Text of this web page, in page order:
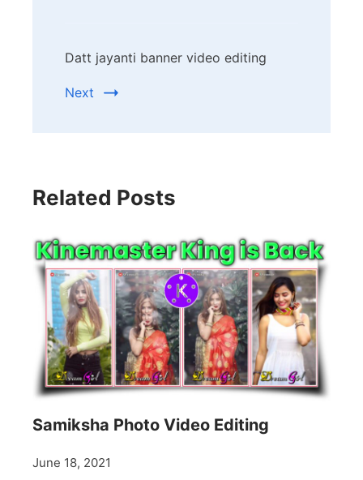
Datt jayanti banner video editing
Next
Related Posts
Samiksha Photo Video Editing
June 18, 2021